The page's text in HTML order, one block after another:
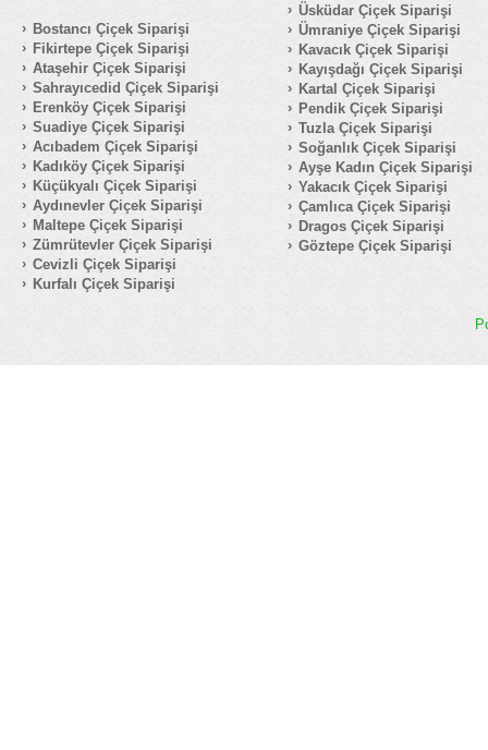
Bostancı Çiçek Siparişi
Fikirtepe Çiçek Siparişi
Ataşehir Çiçek Siparişi
Sahrayıcedid Çiçek Siparişi
Erenköy Çiçek Siparişi
Suadiye Çiçek Siparişi
Acıbadem Çiçek Siparişi
Kadıköy Çiçek Siparişi
Küçükyalı Çiçek Siparişi
Aydınevler Çiçek Siparişi
Maltepe Çiçek Siparişi
Zümrütevler Çiçek Siparişi
Cevizli Çiçek Siparişi
Kurfalı Çiçek Siparişi
Üsküdar Çiçek Siparişi
Ümraniye Çiçek Siparişi
Kavacık Çiçek Siparişi
Kayışdağı Çiçek Siparişi
Kartal Çiçek Siparişi
Pendik Çiçek Siparişi
Tuzla Çiçek Siparişi
Soğanlık Çiçek Siparişi
Ayşe Kadın Çiçek Siparişi
Yakacık Çiçek Siparişi
Çamlıca Çiçek Siparişi
Dragos Çiçek Siparişi
Göztepe Çiçek Siparişi